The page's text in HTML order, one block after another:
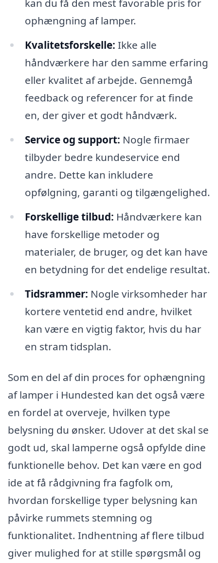
kan du få den mest favorable pris for
ophængning af lamper.
Kvalitetsforskelle: Ikke alle
håndværkere har den samme erfaring
eller kvalitet af arbejde. Gennemgå
feedback og referencer for at finde
en, der giver et godt håndværk.
Service og support: Nogle firmaer
tilbyder bedre kundeservice end
andre. Dette kan inkludere
opfølgning, garanti og tilgængelighed.
Forskellige tilbud: Håndværkere kan
have forskellige metoder og
materialer, de bruger, og det kan have
en betydning for det endelige resultat.
Tidsrammer: Nogle virksomheder har
kortere ventetid end andre, hvilket
kan være en vigtig faktor, hvis du har
en stram tidsplan.
Som en del af din proces for ophængning
af lamper i Hundested kan det også være
en fordel at overveje, hvilken type
belysning du ønsker. Udover at det skal se
godt ud, skal lamperne også opfylde dine
funktionelle behov. Det kan være en god
ide at få rådgivning fra fagfolk om,
hvordan forskellige typer belysning kan
påvirke rummets stemning og
funktionalitet. Indhentning af flere tilbud
giver mulighed for at stille spørgsmål og